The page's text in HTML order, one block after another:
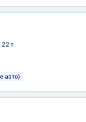
22 т
авто)